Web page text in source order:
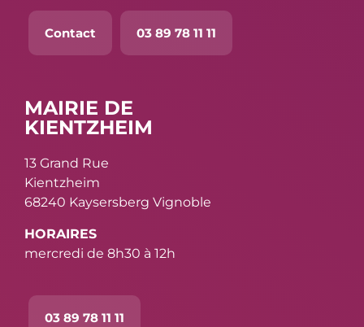
Contact 03 89 78 11 11
MAIRIE DE
KIENTZHEIM
13 Grand Rue
Kientzheim
68240 Kaysersberg Vignoble
HORAIRES
mercredi de 8h30 à 12h
03 89 78 11 11